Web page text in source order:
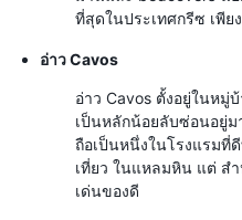
ที่สุดในประเทศกรีซ เพีย
อ่าว Cavos
อ่าว Cavos ตั้งอยู่ในหมู่
เป็นหลักน้อยลับซ่อนอยู่
ถือเป็นหนึ่งในโรงแรมที่
เที่ยว ในแหลมหิน แต่ ส
เด่นของดี